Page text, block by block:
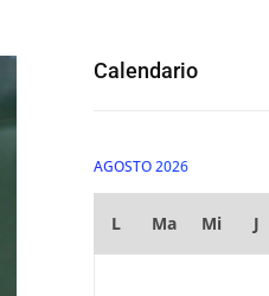
Calendario
AGOSTO 2026
L Ma Mi J